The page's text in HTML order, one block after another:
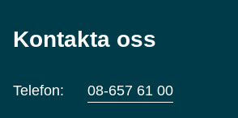
Kontakta oss
Telefon: 08-657 61 00